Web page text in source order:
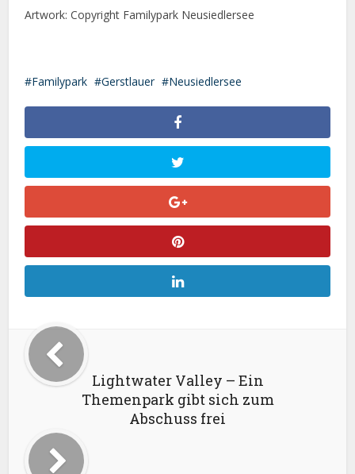
Artwork: Copyright Familypark Neusiedlersee
Familypark Gerstlauer Neusiedlersee
Lightwater Valley – Ein
Themenpark gibt sich zum
Abschuss frei